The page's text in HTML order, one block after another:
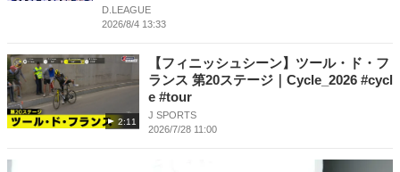
D.LEAGUE
2026/8/4 13:33
2:11
【フィニッシュシーン】ツール・ド・フ
ランス 第20ステージ｜Cycle_2026 #cycl
e #tour
J SPORTS
2026/7/28 11:00